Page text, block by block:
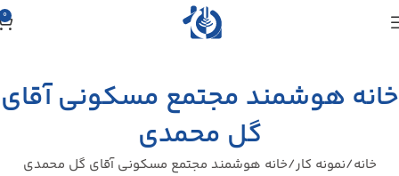
0
خانه هوشمند مجتمع مسکونی آقای
گل محمدی
خانه نمونه کار خانه هوشمند مجتمع مسکونی آقای گل محمدی